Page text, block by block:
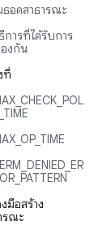
ธอดสาธารณะ
การที่ได้รับการ
งกัน
ที่
งมือสร้าง
รณะ